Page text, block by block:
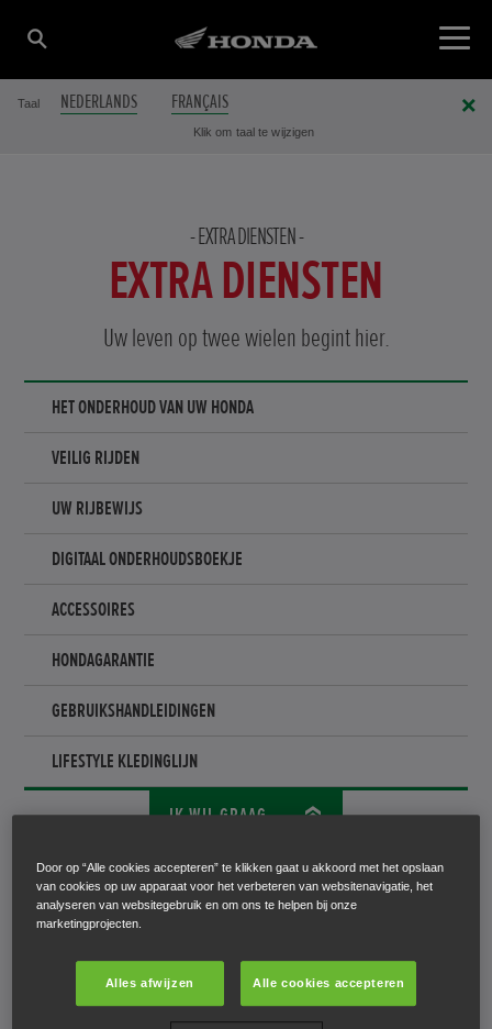
Taal NEDERLANDS FRANÇAIS
Klik om taal te wijzigen
EXTRA DIENSTEN
EXTRA DIENSTEN
Uw leven op twee wielen begint hier.
HET ONDERHOUD VAN UW HONDA
VEILIG RIJDEN
UW RIJBEWIJS
DIGITAAL ONDERHOUDSBOEKJE
ACCESSOIRES
HONDAGARANTIE
GEBRUIKSHANDLEIDINGEN
LIFESTYLE KLEDINGLIJN
IK WIL GRAAG...
DE DROOM IS ECHT
Als u eenmaal hebt gekozen voor een Honda, wilt u nooit meer anders.
Door op “Alle cookies accepteren” te klikken gaat u akkoord met het opslaan
van cookies op uw apparaat voor het verbeteren van websitenavigatie, het
analyseren van websitegebruik en om ons te helpen bij onze
marketingprojecten.
Alles afwijzen Alle cookies accepteren